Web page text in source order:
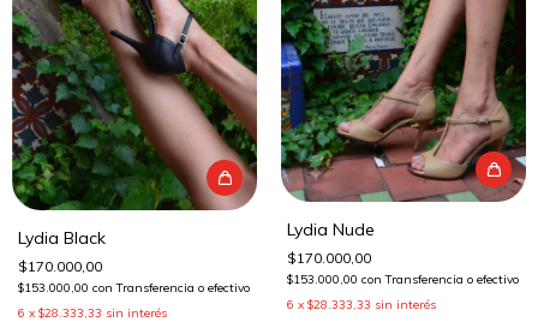
Lydia Black
$170.000,00
$153.000,00 con Transferencia o efectivo
6 x $28.333,33 sin interés
Lydia Nude
$170.000,00
$153.000,00 con Transferencia o efectivo
6 x $28.333,33 sin interés